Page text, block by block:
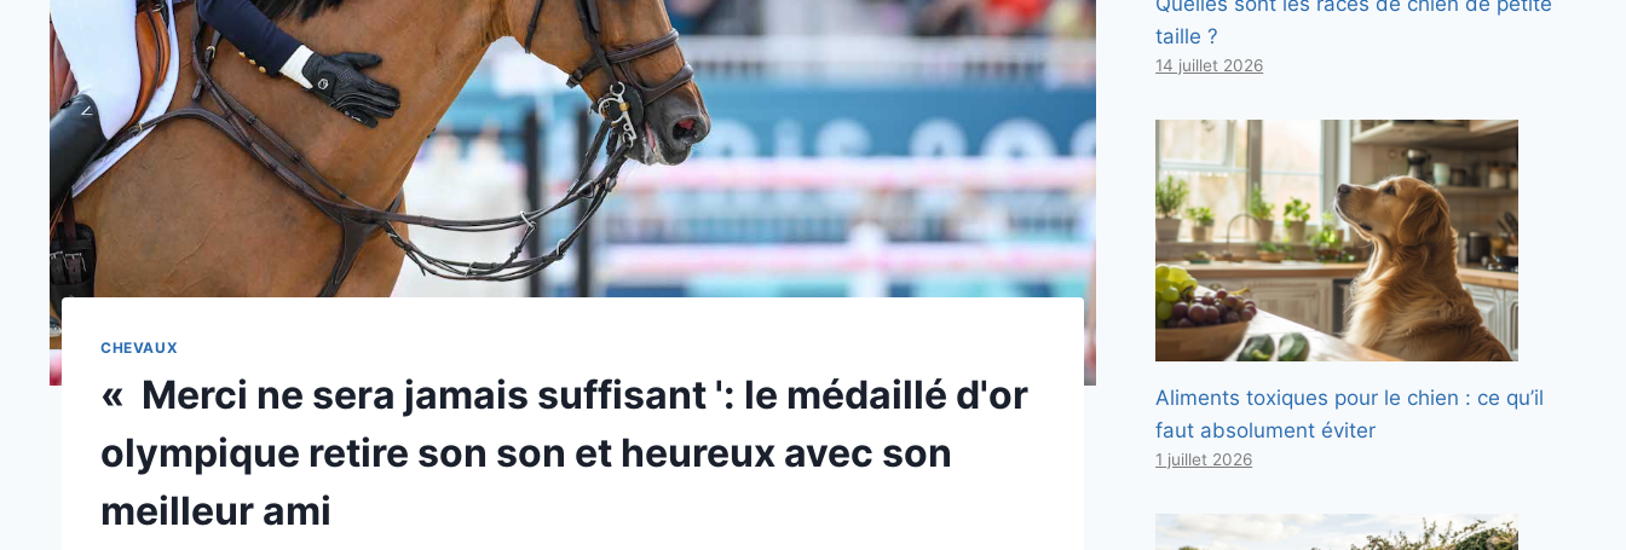
CHEVAUX
« Merci ne sera jamais suffisant ': le médaillé d'or
olympique retire son son et heureux avec son
meilleur ami
taille ?
14 juillet 2026
Aliments toxiques pour le chien : ce qu’il
faut absolument éviter
1 juillet 2026